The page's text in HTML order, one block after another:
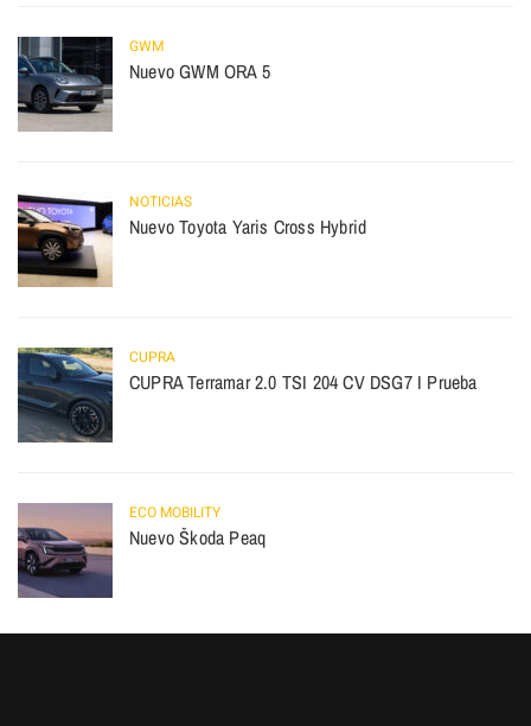
GWM
Nuevo GWM ORA 5
NOTICIAS
Nuevo Toyota Yaris Cross Hybrid
CUPRA
CUPRA Terramar 2.0 TSI 204 CV DSG7 I Prueba
ECO MOBILITY
Nuevo Škoda Peaq